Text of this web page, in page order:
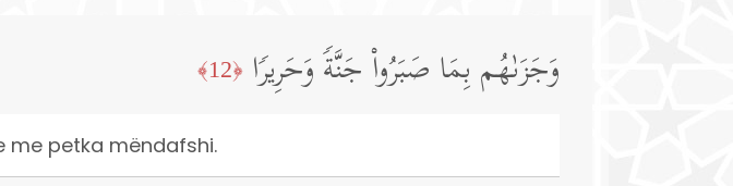
وَجَزَىٰهُم بِمَا صَبَرُوا۟ جَنَّةࣰ وَحَرِیرࣰا ﴿12﴾
me petka mëndafshi.